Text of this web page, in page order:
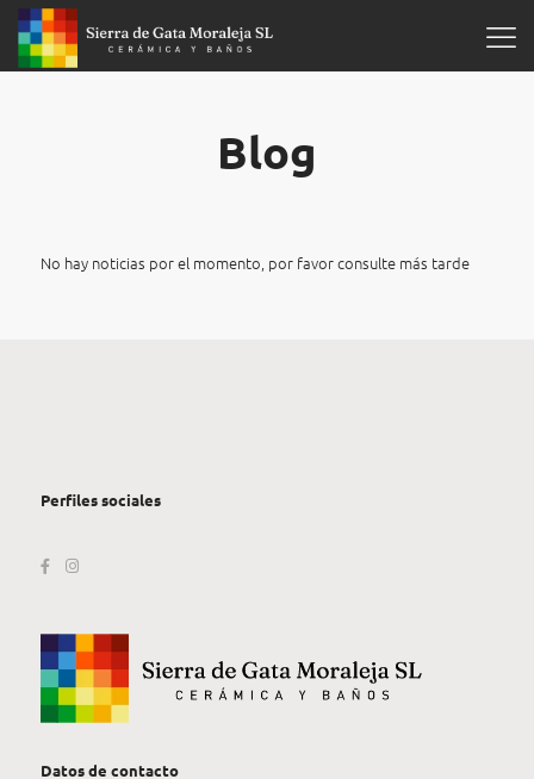
Blog
No hay noticias por el momento, por favor consulte más tarde
Perfiles sociales
Datos de contacto